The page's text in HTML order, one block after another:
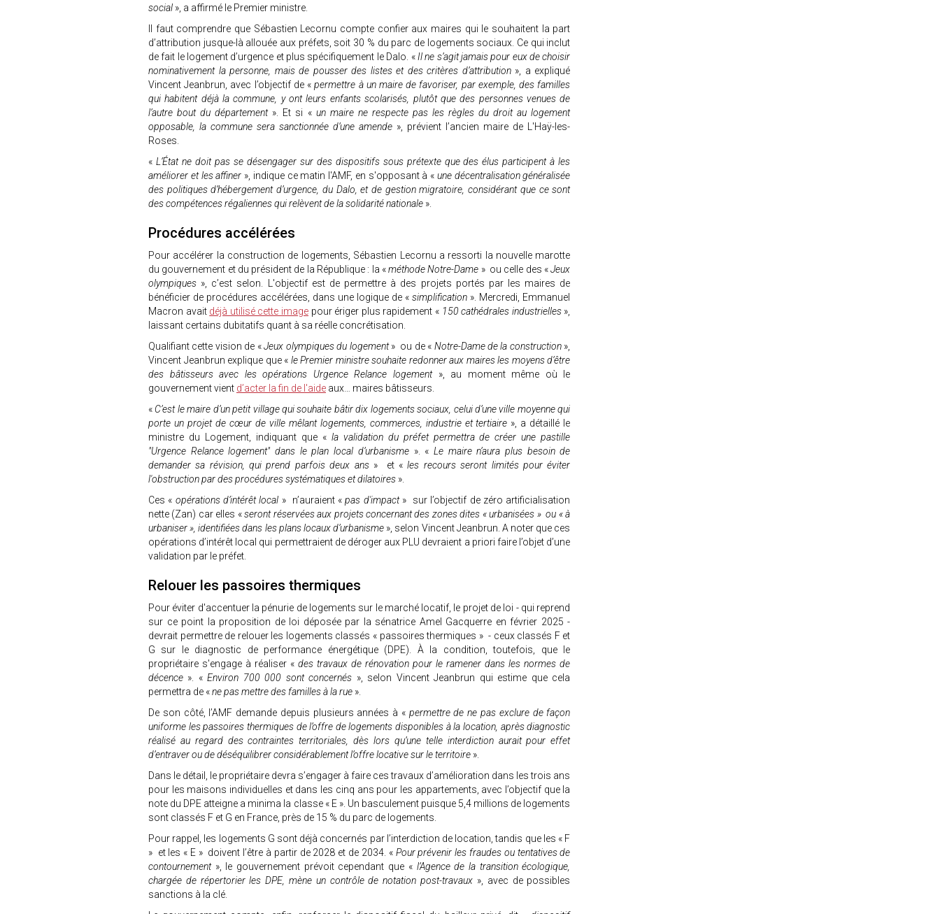
social », a affirmé le Premier ministre.
Il faut comprendre que Sébastien Lecornu compte confier aux maires qui le souhaitent la part
d’attribution jusque-là allouée aux préfets, soit 30 % du parc de logements sociaux. Ce qui inclut
de fait le logement d’urgence et plus spécifiquement le Dalo. «Il ne s’agit jamais pour eux de choisir
nominativement la personne, mais de pousser des listes et des critères d’attribution», a expliqué
Vincent Jeanbrun, avec l’objectif de « permettre à un maire de favoriser, par exemple, des familles
qui habitent déjà la commune, y ont leurs enfants scolarisés, plutôt que des personnes venues de
l’autre bout du département». Et si «un maire ne respecte pas les règles du droit au logement
opposable, la commune sera sanctionnée d’une amende », prévient l’ancien maire de L'Haÿ-les-
Roses.
« L’État ne doit pas se désengager sur des dispositifs sous prétexte que des élus participent à les
améliorer et les affiner », indique ce matin l'AMF, en s'opposant à « une décentralisation généralisée
des politiques d’hébergement d’urgence, du Dalo, et de gestion migratoire, considérant que ce sont
des compétences régaliennes qui relèvent de la solidarité nationale ».
Procédures accélérées
Pour accélérer la construction de logements, Sébastien Lecornu a ressorti la nouvelle marotte
du gouvernement et du président de la République : la «méthode Notre-Dame » ou celle des «Jeux
olympiques », c’est selon. L'objectif est de permettre à des projets portés par les maires de
bénéficier de procédures accélérées, dans une logique de «simplification ». Mercredi, Emmanuel
Macron avait déjà utilisé cette image pour ériger plus rapidement « 150 cathédrales industrielles»,
laissant certains dubitatifs quant à sa réelle concrétisation.
Qualifiant cette vision de «Jeux olympiques du logement» ou de « Notre-Dame de la construction»,
Vincent Jeanbrun explique que « le Premier ministre souhaite redonner aux maires les moyens d’être
des bâtisseurs avec les opérations Urgence Relance logement », au moment même où le
gouvernement vient d’acter la fin de l'aide aux… maires bâtisseurs.
« C’est le maire d’un petit village qui souhaite bâtir dix logements sociaux, celui d’une ville moyenne qui
porte un projet de cœur de ville mêlant logements, commerces, industrie et tertiaire », a détaillé le
ministre du Logement, indiquant que «la validation du préfet permettra de créer une pastille
"Urgence Relance logement" dans le plan local d’urbanisme ». « Le maire n’aura plus besoin de
demander sa révision, qui prend parfois deux ans» et « les recours seront limités pour éviter
l'obstruction par des procédures systématiques et dilatoires ».
Ces « opérations d’intérêt local » n’auraient « pas d'impact» sur l’objectif de zéro artificialisation
nette (Zan) car elles «seront réservées aux projets concernant des zones dites « urbanisées » ou « à
urbaniser », identifiées dans les plans locaux d’urbanisme », selon Vincent Jeanbrun. A noter que ces
opérations d’intérêt local qui permettraient de déroger aux PLU devraient a priori faire l’objet d’une
validation par le préfet.
Relouer les passoires thermiques
Pour éviter d'accentuer la pénurie de logements sur le marché locatif, le projet de loi - qui reprend
sur ce point la proposition de loi déposée par la sénatrice Amel Gacquerre en février 2025 -
devrait permettre de relouer les logements classés « passoires thermiques » - ceux classés F et
G sur le diagnostic de performance énergétique (DPE). À la condition, toutefois, que le
propriétaire s'engage à réaliser « des travaux de rénovation pour le ramener dans les normes de
décence ». «Environ 700 000 sont concernés », selon Vincent Jeanbrun qui estime que cela
permettra de «ne pas mettre des familles à la rue ».
De son côté, l’AMF demande depuis plusieurs années à « permettre de ne pas exclure de façon
uniforme les passoires thermiques de l’offre de logements disponibles à la location, après diagnostic
réalisé au regard des contraintes territoriales, dès lors qu’une telle interdiction aurait pour effet
d’entraver ou de déséquilibrer considérablement l’offre locative sur le territoire ».
Dans le détail, le propriétaire devra s’engager à faire ces travaux d’amélioration dans les trois ans
pour les maisons individuelles et dans les cinq ans pour les appartements, avec l’objectif que la
note du DPE atteigne a minima la classe « E ». Un basculement puisque 5,4 millions de logements
sont classés F et G en France, près de 15 % du parc de logements.
Pour rappel, les logements G sont déjà concernés par l’interdiction de location, tandis que les « F
» et les « E » doivent l’être à partir de 2028 et de 2034. « Pour prévenir les fraudes ou tentatives de
contournement », le gouvernement prévoit cependant que «l’Agence de la transition écologique,
chargée de répertorier les DPE, mène un contrôle de notation post-travaux », avec de possibles
sanctions à la clé.